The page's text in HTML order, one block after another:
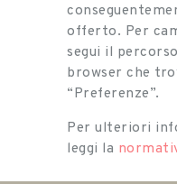
offerto. Per
segui il
browser che
“Preferenze”.
Per ulteriori
leggi la